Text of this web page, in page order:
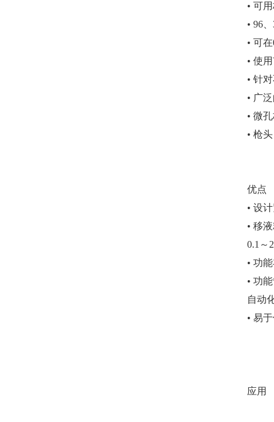
• 可
• 96
• 可
• 使
• 针
• 广
• 微
• 枪
优点
• 设
• 移
0.1～
• 功
• 功
自动
• 易
应用